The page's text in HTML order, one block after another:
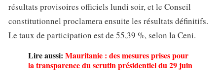
résultats provisoires officiels lundi soir, et le Conseil
constitutionnel proclamera ensuite les résultats définitifs.
Le taux de participation est de 55,39 %, selon la Ceni.
Lire aussi: Mauritanie : des mesures prises pour
la transparence du scrutin présidentiel du 29 juin